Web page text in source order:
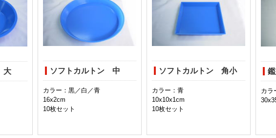
大 ソフトカルトン 中
カラー：黒／白／青
16x2cm
10枚セット
ソフトカルトン 角小
カラー：青
10x10x1cm
10枚セット
カラ